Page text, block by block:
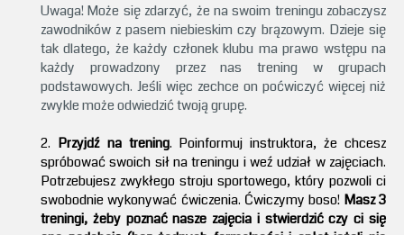
Uwaga! Może się zdarzyć, że na swoim treningu zobaczysz
zawodników z pasem niebieskim czy brązowym. Dzieje się
tak dlatego, że każdy członek klubu ma prawo wstępu na
każdy prowadzony przez nas trening w grupach
podstawowych. Jeśli więc zechce on poćwiczyć więcej niż
zwykle może odwiedzić twoją grupę.
2. Przyjdź na trening. Poinformuj instruktora, że chcesz
spróbować swoich sił na treningu i weź udział w zajęciach.
Potrzebujesz zwykłego stroju sportowego, który pozwoli ci
swobodnie wykonywać ćwiczenia. Ćwiczymy boso! Masz 3
treningi, żeby poznać nasze zajęcia i stwierdzić czy ci się